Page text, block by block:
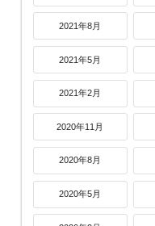
2021年8月
2021年5月
2021年2月
2020年11月
2020年8月
2020年5月